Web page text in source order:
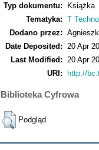
Typ dokumentu:
Książka
Tematyka: T
Dodano przez:
Date Deposited:
20 Apr
Last Modified:
20 Apr
URI:
http://
Biblioteka Cyfrowa
Podgląd